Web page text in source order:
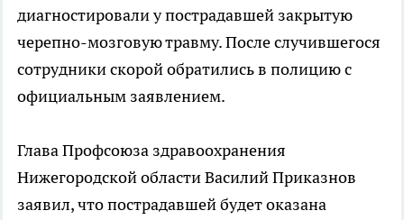
диагностировали у пострадавшей закрытую
черепно-мозговую травму. После случившегося
сотрудники скорой обратились в полицию с
официальным заявлением.
Глава Профсоюза здравоохранения
Нижегородской области Василий Приказнов
заявил, что пострадавшей будет оказана